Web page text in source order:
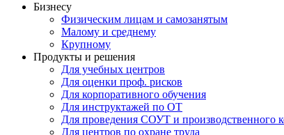
Бизнесу
Физическим лицам и самозанятым
Малому и среднему
Крупному
Продукты и решения
Для учебных центров
Для оценки проф. рисков
Для корпоративного обучения
Для инструктажей по ОТ
Для проведения СОУТ и производственного
Для центров по охране труда